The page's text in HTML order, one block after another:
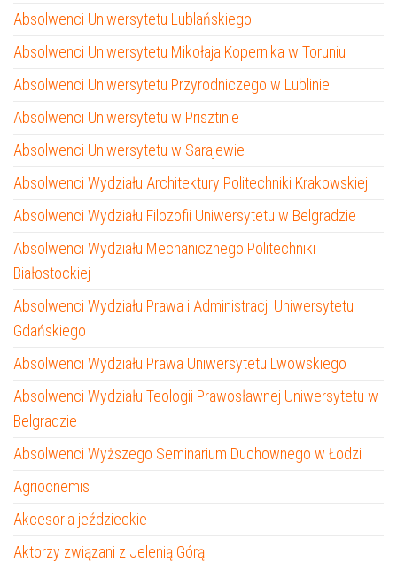
Absolwenci Uniwersytetu Lublańskiego
Absolwenci Uniwersytetu Mikołaja Kopernika w Toruniu
Absolwenci Uniwersytetu Przyrodniczego w Lublinie
Absolwenci Uniwersytetu w Prisztinie
Absolwenci Uniwersytetu w Sarajewie
Absolwenci Wydziału Architektury Politechniki Krakowskiej
Absolwenci Wydziału Filozofii Uniwersytetu w Belgradzie
Absolwenci Wydziału Mechanicznego Politechniki
Białostockiej
Absolwenci Wydziału Prawa i Administracji Uniwersytetu
Gdańskiego
Absolwenci Wydziału Prawa Uniwersytetu Lwowskiego
Absolwenci Wydziału Teologii Prawosławnej Uniwersytetu w
Belgradzie
Absolwenci Wyższego Seminarium Duchownego w Łodzi
Agriocnemis
Akcesoria jeździeckie
Aktorzy związani z Jelenią Górą